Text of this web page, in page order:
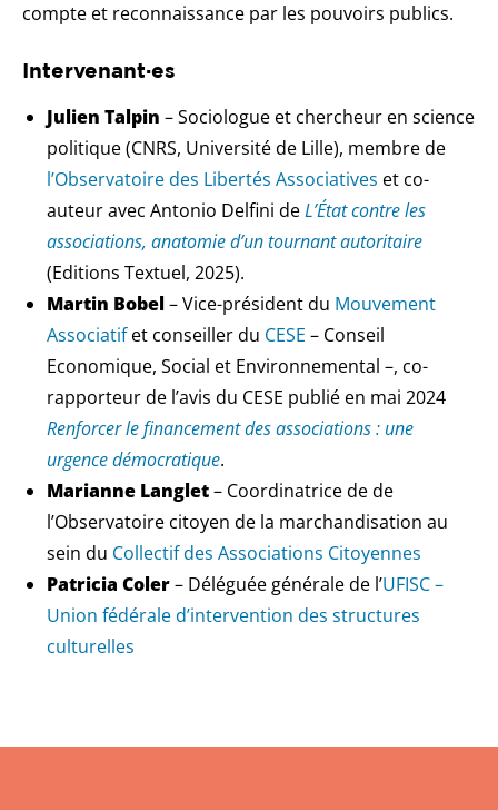
compte et reconnaissance par les pouvoirs publics.
Intervenant·es
Julien Talpin – Sociologue et chercheur en science
politique (CNRS, Université de Lille), membre de
l’Observatoire des Libertés Associatives et co-
auteur avec Antonio Delfini deL’État contre les
associations, anatomie d’un tournant autoritaire
(Editions Textuel, 2025).
Martin Bobel– Vice-président du Mouvement
Associatifet conseiller du CESE – Conseil
Economique, Social et Environnemental –, co-
rapporteur de l’avis du CESE publié en mai 2024
Renforcer le financement des associations : une
urgence démocratique.
Marianne Langlet– Coordinatrice de de
l’Observatoire citoyen de la marchandisation au
sein du Collectif des Associations Citoyennes
Patricia Coler– Déléguée générale de l’UFISC –
Union fédérale d’intervention des structures
culturelles